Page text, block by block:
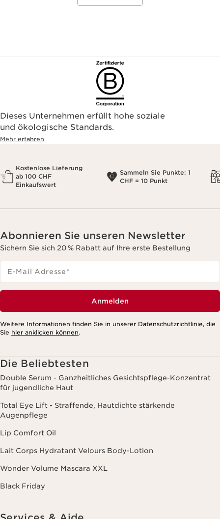
Dieses Unternehmen erfüllt hohe soziale
und ökologische Standards.
Mehr erfahren
Kostenlose Lieferung
ab 100 CHF
Einkaufswert
Sammeln Sie Punkte: 1
CHF = 10 Punkt
Abonnieren Sie unseren Newsletter
Sichern Sie sich 20 % Rabatt auf Ihre erste Bestellung
E-Mail Adresse*
Anmelden
Weitere Informationen finden Sie in unserer Datenschutzrichtlinie, die
Sie hier anklicken können.
Die Beliebtesten
Double Serum - Ganzheitliches Gesichtspflege-Konzentrat
für jugendliche Haut
Total Eye Lift - Straffende, Hautdichte stärkende
Augenpflege
Lip Comfort Oil
Lait Corps Hydratant Velours Body-Lotion
Wonder Volume Mascara XXL
Black Friday